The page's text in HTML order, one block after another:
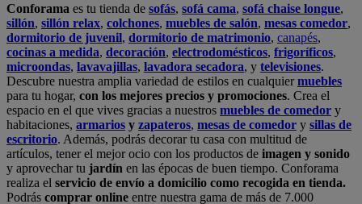
Conforama es tu tienda de sofás, sofá cama, sofá chaise longue,
sillón, sillón relax, colchones, muebles de salón, mesas comedor,
dormitorio de juvenil, dormitorio de matrimonio, canapés,
cocinas a medida, decoración, electrodomésticos, frigoríficos,
microondas, lavavajillas, lavadora secadora, y televisiones.
Descubre nuestra amplia variedad de estilos en cualquiermuebles
para tu hogar, con los mejores precios y promociones. Crea el
espacio en el que vives gracias a nuestros muebles de comedor y
habitaciones, armarios y zapateros, mesas de comedor y sillas de
escritorio. Además, podrás decorar tu casa con multitud de
artículos, tener el mejor ocio con los productos de imagen y sonido
y aprovechar tu jardín en las épocas de buen tiempo. Conforama
realiza el servicio de envío a domicilio como recogida en tienda.
Podrás comprar online entre nuestra gama de más de 7.000